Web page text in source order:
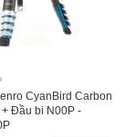
CyanBird Carbon
Đầu bi N00P -